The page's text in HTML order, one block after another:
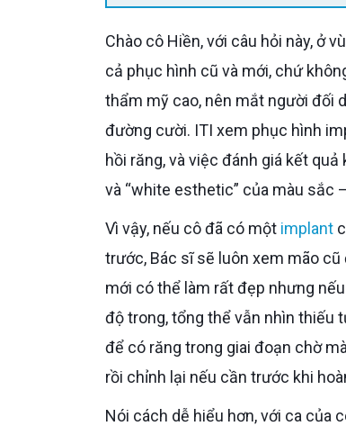
Chào cô Hiền, với câu hỏi này, ở vùng răng trước Bác sĩ chắc chắn phải cân chuyện màu sắc tổng thể của
cả phục hình cũ và mới, chứ
thẩm mỹ cao, nên mắt người đối
đường cười. ITI xem phục hình
hồi răng, và việc đánh giá kết
và “white esthetic” của màu sắc
Vì vậy, nếu cô đã có một implant
trước, Bác sĩ sẽ luôn xem mão
mới có thể làm rất đẹp nhưng
độ trong, tổng thể vẫn nhìn thiếu
để có răng trong giai đoạn chờ
rồi chỉnh lại nếu cần trước khi
Nói cách dễ hiểu hơn, với ca của cô, câu hỏi không phải là “mão cũ có dùng được không” theo nghĩa chức